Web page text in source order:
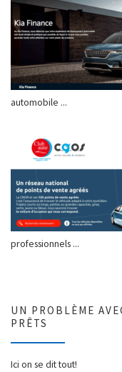
automobile ...
professionnels ...
UN PROBLÈME
PRÊTS
Ici on se dit tout!